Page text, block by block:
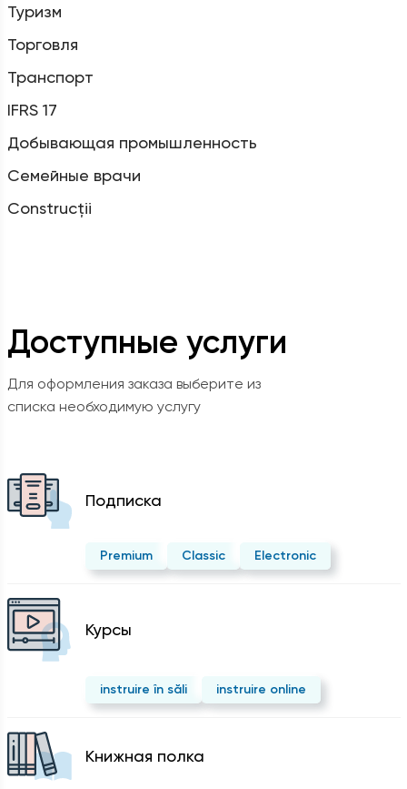
Туризм
Торговля
Транспорт
IFRS 17
Добывающая промышленность
Семейные врачи
Construcții
Доступные услуги
Для оформления заказа выберите из
списка необходимую услугу
Подписка
Premium Classic Electronic
Курсы
instruire în săli instruire online
Kнижная полка